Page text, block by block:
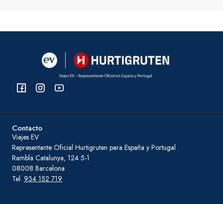
Contacto
Viajes EV
Representante Oficial Hurtigruten para España y Portugal
Rambla Catalunya, 124 5-1
08008 Barcelona
Tel. 934 152 719